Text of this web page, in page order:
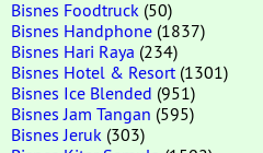
Bisnes Foodtruck (50)
Bisnes Handphone (1837)
Bisnes Hari Raya (234)
Bisnes Hotel & Resort (1301)
Bisnes Ice Blended (951)
Bisnes Jam Tangan (595)
Bisnes Jeruk (303)